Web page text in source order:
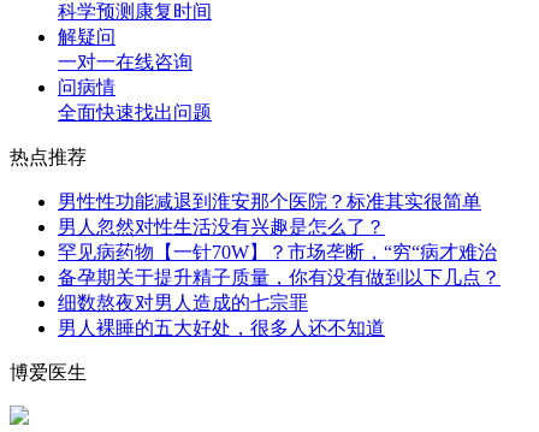
科学预测康复时间
解疑问
一对一在线咨询
问病情
全面快速找出问题
热点推荐
男性性功能减退到淮安那个医院？标准其实很简单
男人忽然对性生活没有兴趣是怎么了？
罕见病药物【一针70W】？市场垄断，“穷“病才难治
备孕期关于提升精子质量，你有没有做到以下几点？
细数熬夜对男人造成的七宗罪
男人裸睡的五大好处，很多人还不知道
博爱医生